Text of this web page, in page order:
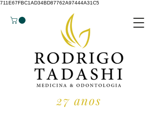
711E67FBC1AD34BD87762A97444A31C5
27 anos